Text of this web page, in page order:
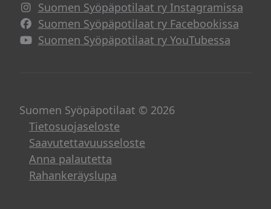
Suomen Syöpäpotilaat ry Instagramissa
Suomen Syöpäpotilaat ry Facebookissa
Suomen Syöpäpotilaat ry YouTubessa
Suomen Syöpäpotilaat © 2026
Tietosuojaseloste
Saavutettavuusseloste
Anna palautetta
Rahankeräyslupa